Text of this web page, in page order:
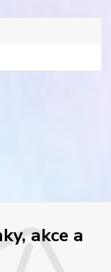
akce a